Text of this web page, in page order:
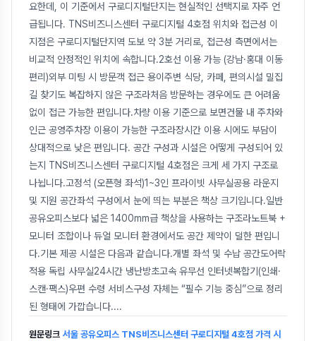
요한데, 이 기준에서 구로디지털단지는 현실적인 선택지로 자주 언
급됩니다. TNS비즈니스센터 구로디지털 4호점 위치와 접근성 이
지점은 구로디지털단지역 도보 약 3분 거리로, 접근성 측면에서는
비교적 안정적인 위치에 속합니다.2호선 이용 가능 (강남·홍대 이동
편리)외부 미팅 시 방문객 접근 용이주변 식당, 카페, 편의시설 밀집
길 찾기도 복잡하지 않은 구조라처음 방문하는 경우에도 큰 어려움
없이 접근 가능한 편입니다.차량 이용 기준으로 보면건물 내 주차와
인근 공영주차장 이용이 가능한 구조라장시간 이용 시에도 부담이
상대적으로 낮은 편입니다. 공간 구성과 시설은 어떻게 구성되어 있
는지 TNS비즈니스센터 구로디지털 4호점은 크게 세 가지 구조로
나뉩니다.고정석 (오픈형 좌석)1~3인 프라이빗 사무실공용 라운지
및 지원 공간좌석 구성에서 눈에 띄는 부분은 책상 크기입니다.일반
공유오피스보다 넓은 1400mm급 책상을 사용하는 구조라노트북 +
모니터 조합이나 듀얼 모니터 환경에서도 공간 제약이 덜한 편입니
다.기본 제공 시설은 다음과 같습니다.개별 좌석 및 수납 공간도어락
적용 독립 사무실24시간 냉난방초고속 유무선 인터넷복합기(인쇄·
스캔·팩스)우편 수령 서비스구성 자체는 “필수 기능 중심”으로 정리
된 형태에 가깝습니다....
원문링크 서울 공유오피스 TNS비즈니스센터 구로디지털 4호점 가격 시